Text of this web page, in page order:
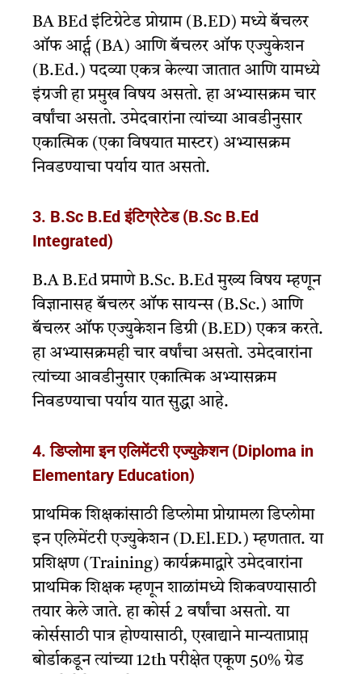
BA BEd इंटिग्रेटेड प्रोग्राम (B.ED) मध्ये बॅचलर
ऑफ आर्ट्स (BA) आणि बॅचलर ऑफ एज्युकेशन
(B.Ed.) पदव्या एकत्र केल्या जातात आणि यामध्ये
इंग्रजी हा प्रमुख विषय असतो. हा अभ्यासक्रम चार
वर्षांचा असतो. उमेदवारांना त्यांच्या आवडीनुसार
एकात्मिक (एका विषयात मास्टर) अभ्यासक्रम
निवडण्याचा पर्याय यात असतो.
3. B.Sc B.Ed इंटिग्रेटेड (B.Sc B.Ed
Integrated)
B.A B.Ed प्रमाणे B.Sc. B.Ed मुख्य विषय म्हणून
विज्ञानासह बॅचलर ऑफ सायन्स (B.Sc.) आणि
बॅचलर ऑफ एज्युकेशन डिग्री (B.ED) एकत्र करते.
हा अभ्यासक्रमही चार वर्षांचा असतो. उमेदवारांना
त्यांच्या आवडीनुसार एकात्मिक अभ्यासक्रम
निवडण्याचा पर्याय यात सुद्धा आहे.
4. डिप्लोमा इन एलिमेंटरी एज्युकेशन (Diploma in
Elementary Education)
प्राथमिक शिक्षकांसाठी डिप्लोमा प्रोग्रामला डिप्लोमा
इन एलिमेंटरी एज्युकेशन (D.El.ED.) म्हणतात. या
प्रशिक्षण (Training) कार्यक्रमाद्वारे उमेदवारांना
प्राथमिक शिक्षक म्हणून शाळांमध्ये शिकवण्यासाठी
तयार केले जाते. हा कोर्स 2 वर्षांचा असतो. या
कोर्ससाठी पात्र होण्यासाठी, एखाद्याने मान्यताप्राप्त
बोर्डाकडून त्यांच्या 12th परीक्षेत एकूण 50% ग्रेड